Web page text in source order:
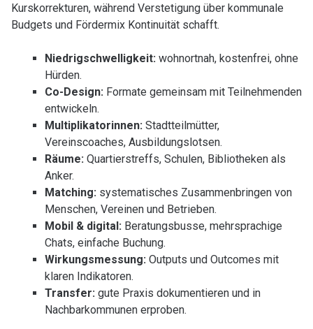
Kurskorrekturen, während Verstetigung über kommunale
Budgets und Fördermix Kontinuität schafft.
Niedrigschwelligkeit: wohnortnah, kostenfrei, ohne
Hürden.
Co-Design: Formate gemeinsam mit Teilnehmenden
entwickeln.
Multiplikatorinnen: Stadtteilmütter,
Vereinscoaches, Ausbildungslotsen.
Räume: Quartierstreffs, Schulen, Bibliotheken als
Anker.
Matching: systematisches Zusammenbringen von
Menschen, Vereinen und Betrieben.
Mobil & digital: Beratungsbusse, mehrsprachige
Chats, einfache Buchung.
Wirkungsmessung: Outputs und Outcomes mit
klaren Indikatoren.
Transfer: gute Praxis dokumentieren und in
Nachbarkommunen erproben.